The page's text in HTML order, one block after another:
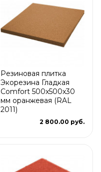
Резиновая плитка
Экорезина Гладкая
Comfort 500x500x30
мм оранжевая (RAL
2011)
2 800.00 руб.